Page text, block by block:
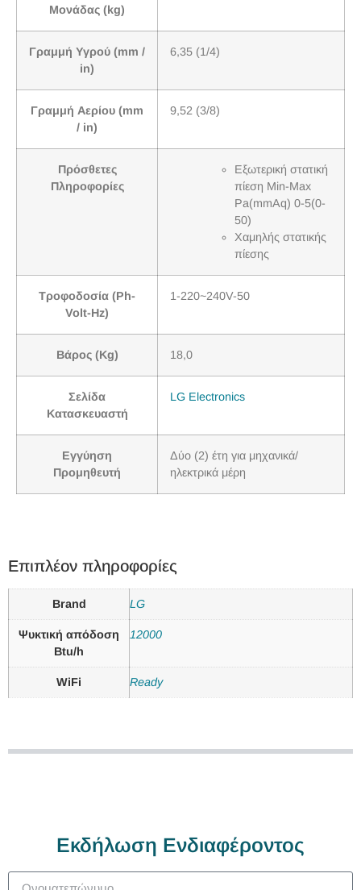
Μονάδας (kg)
Γραμμή Υγρού (mm /
in)
6,35 (1/4)
Γραμμή Αερίου (mm
/ in)
9,52 (3/8)
Πρόσθετες
Πληροφορίες
Εξωτερική στατική
πίεση Min-Max
Pa(mmAq) 0-5(0-
50)
Χαμηλής στατικής
πίεσης
Τροφοδοσία (Ph-
Volt-Hz)
1-220~240V-50
Βάρος (Kg) 18,0
Σελίδα
Κατασκευαστή
LG Electronics
Εγγύηση
Προμηθευτή
Δύο (2) έτη για μηχανικά/
ηλεκτρικά μέρη
Επιπλέον πληροφορίες
Brand LG
Ψυκτική απόδοση
Btu/h
12000
WiFi Ready
Εκδήλωση Ενδιαφέροντος